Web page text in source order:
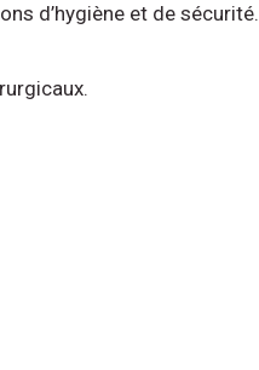
d’hygiène et de sécurité.